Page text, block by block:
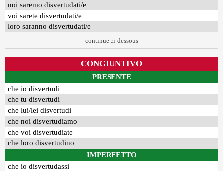
noi saremo disvertudati/e
voi sarete disvertudati/e
loro saranno disvertudati/e
continue ci-dessous
CONGIUNTIVO
PRESENTE
che io disvertudi
che tu disvertudi
che lui/lei disvertudi
che noi disvertudiamo
che voi disvertudiate
che loro disvertudino
IMPERFETTO
che io disvertudassi